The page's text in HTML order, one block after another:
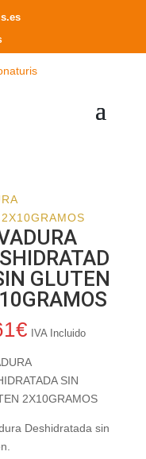
GLUTEN
€ IVA Incluido
SIN
2X10GRAMOS
Deshidratada sin